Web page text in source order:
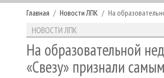
Главная Новости ЛПК На
НОВОСТИ ЛПК
На образовательной
«Свезу» признали